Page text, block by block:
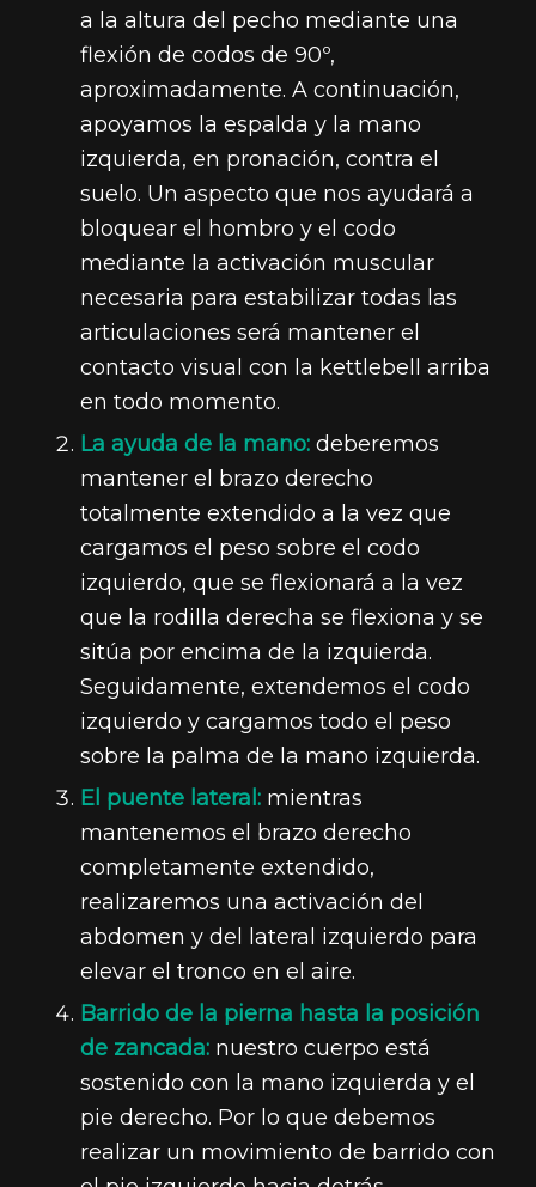
a la altura del pecho mediante una
flexión de codos de 90º,
aproximadamente. A continuación,
apoyamos la espalda y la mano
izquierda, en pronación, contra el
suelo. Un aspecto que nos ayudará a
bloquear el hombro y el codo
mediante la activación muscular
necesaria para estabilizar todas las
articulaciones será mantener el
contacto visual con la kettlebell arriba
en todo momento.
La ayuda de la mano:deberemos
mantener el brazo derecho
totalmente extendido a la vez que
cargamos el peso sobre el codo
izquierdo, que se flexionará a la vez
que la rodilla derecha se flexiona y se
sitúa por encima de la izquierda.
Seguidamente, extendemos el codo
izquierdo y cargamos todo el peso
sobre la palma de la mano izquierda.
El puente lateral: mientras
mantenemos el brazo derecho
completamente extendido,
realizaremos una activación del
abdomen y del lateral izquierdo para
elevar el tronco en el aire.
Barrido de la pierna hasta la posición
de zancada:nuestro cuerpo está
sostenido con la mano izquierda y el
pie derecho. Por lo que debemos
realizar un movimiento de barrido con